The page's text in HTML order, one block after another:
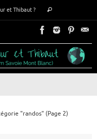
et Thibaut ?
:
Rechercher
"randos"(Page 2)